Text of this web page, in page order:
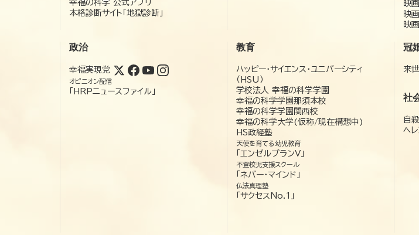
幸福の科学 公式アプリ
本格診断サイト「地獄診断」
映
映
映
政治
幸福実現党
オピニオン配信
「HRPニュースファイル」
教育
ハッピー・サイエンス・ユニバーシティ
（HSU）
学校法人 幸福の科学学園
幸福の科学学園那須本校
幸福の科学学園関西校
幸福の科学大学(仮称/現在構想中)
HS政経塾
天使を育てる幼児教育
「エンゼルプランV」
不登校児支援スクール
「ネバー・マインド」
仏法真理塾
「サクセスNo.1」
冠
来
社
自
ヘ